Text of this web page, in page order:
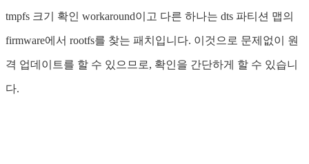
tmpfs 크기 확인 workaround이고 다른 하나는 dts 파티션 맵의
firmware에서 rootfs를 찾는 패치입니다. 이것으로 문제없이 원
격 업데이트를 할 수 있으므로, 확인을 간단하게 할 수 있습니
다.